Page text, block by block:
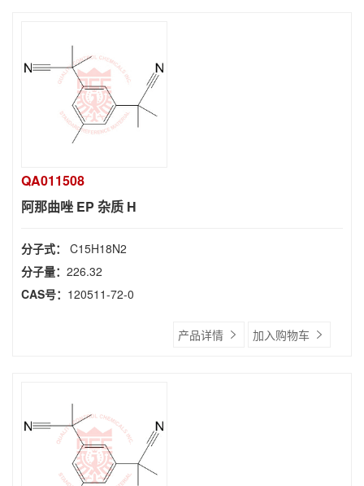
QA011508
阿那曲唑 EP 杂质 H
分子式： C15H18N2
分子量： 226.32
CAS号： 120511-72-0
产品详情 加入购物车